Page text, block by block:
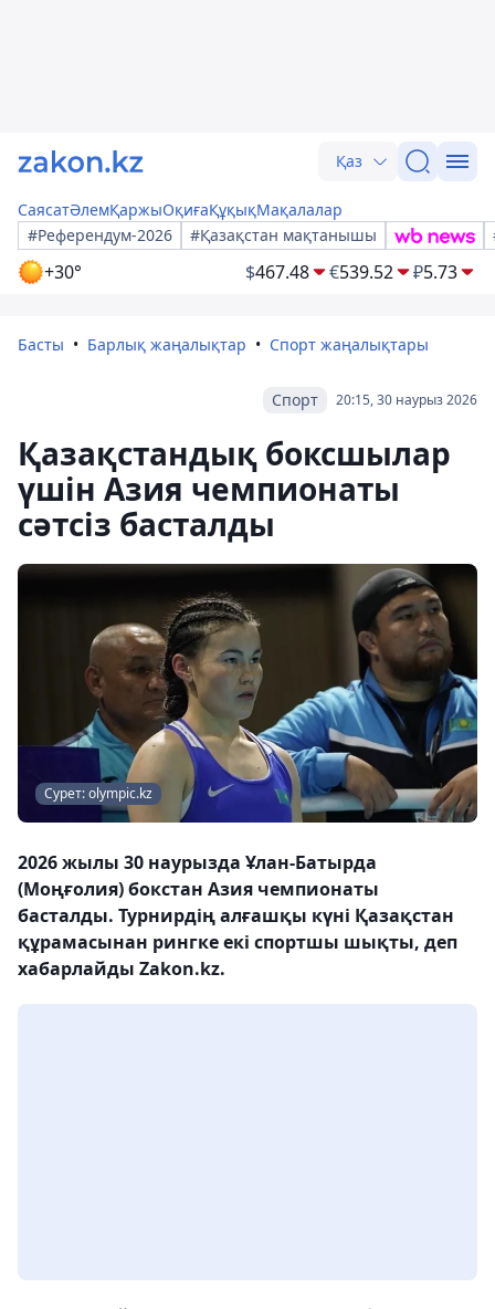
Қаз
СаясатӘлемҚаржыОқиғаҚұқықМақалалар
#Референдум-2026
#Қазақстан мақтанышы
+30° $467.48 €539.52 ₽5.73
Басты Барлық жаңалықтар Спорт жаңалықтары
20:15, 30 наурыз 2026
Спорт
Қазақстандық боксшылар
үшін Азия чемпионаты
сәтсіз басталды
Сурет: olympic.kz
2026 жылы 30 наурызда Ұлан-Батырда
(Моңғолия) бокстан Азия чемпионаты
басталды. Турнирдің алғашқы күні Қазақстан
құрамасынан рингке екі спортшы шықты, деп
хабарлайды Zakon.kz.